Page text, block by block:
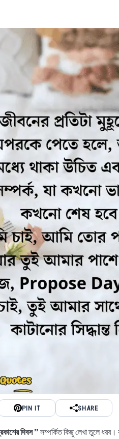
PIN IT SHARE
দিবস ” সম্পর্কিত কিছু লেখা তুলে ধরব।